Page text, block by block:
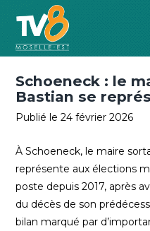
Schoeneck : le
Bastian se
Publié le 24 février 2026
À Schoeneck, le maire
représente aux élections
poste depuis 2017, après
du décès de son
bilan marqué par